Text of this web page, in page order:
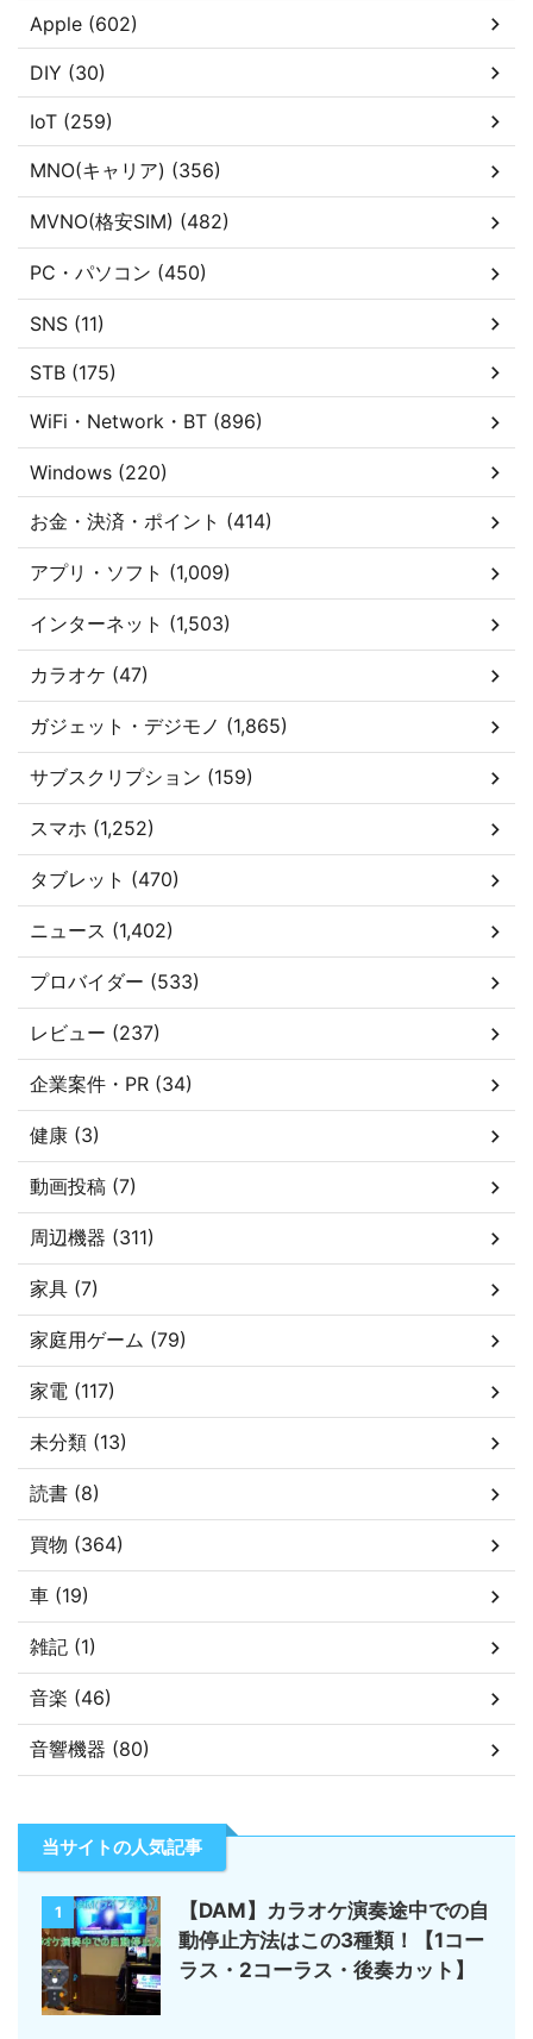
Apple (602)
DIY (30)
IoT (259)
MNO(キャリア) (356)
MVNO(格安SIM) (482)
PC・パソコン (450)
SNS (11)
STB (175)
WiFi・Network・BT (896)
Windows (220)
お金・決済・ポイント (414)
アプリ・ソフト (1,009)
インターネット (1,503)
カラオケ (47)
ガジェット・デジモノ (1,865)
サブスクリプション (159)
スマホ (1,252)
タブレット (470)
ニュース (1,402)
プロバイダー (533)
レビュー (237)
企業案件・PR (34)
健康 (3)
動画投稿 (7)
周辺機器 (311)
家具 (7)
家庭用ゲーム (79)
家電 (117)
未分類 (13)
読書 (8)
買物 (364)
車 (19)
雑記 (1)
音楽 (46)
音響機器 (80)
当サイトの人気記事
1
【DAM】カラオケ演奏途中での自
動停止方法はこの3種類！【1コー
ラス・2コーラス・後奏カット】